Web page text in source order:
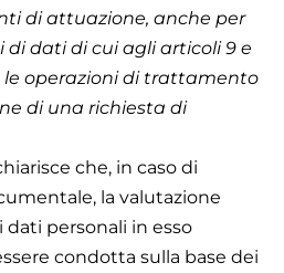
di attuazione, anche per
di dati di cui agli articoli 9 e
le operazioni di trattamento
di una richiesta di
che, in caso di
la valutazione
personali in esso
condotta sulla base dei